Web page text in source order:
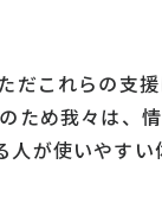
だこれらの支
ため我々は、
が使いやすい